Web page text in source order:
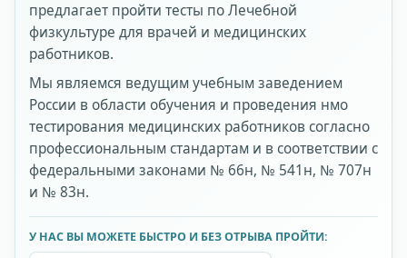
предлагает пройти тесты по Лечебной
физкультуре для врачей и медицинских
работников.
Мы являемся ведущим учебным заведением
России в области обучения и проведения нмо
тестирования медицинских работников согласно
профессиональным стандартам и в соответствии с
федеральными законами № 66н, № 541н, № 707н
и № 83н.
У НАС ВЫ МОЖЕТЕ БЫСТРО И БЕЗ ОТРЫВА ПРОЙТИ: